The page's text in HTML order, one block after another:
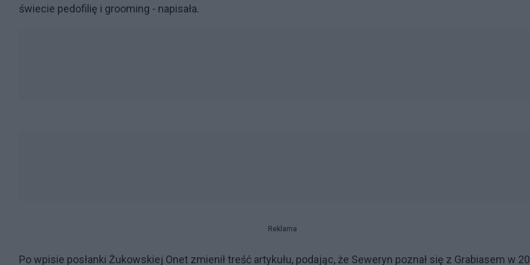
świecie pedofilię i grooming - napisała.
Reklama
Po wpisie posłanki Żukowskiej Onet zmienił treść artykułu, podając, że Seweryn poznał się z Grabiasem w